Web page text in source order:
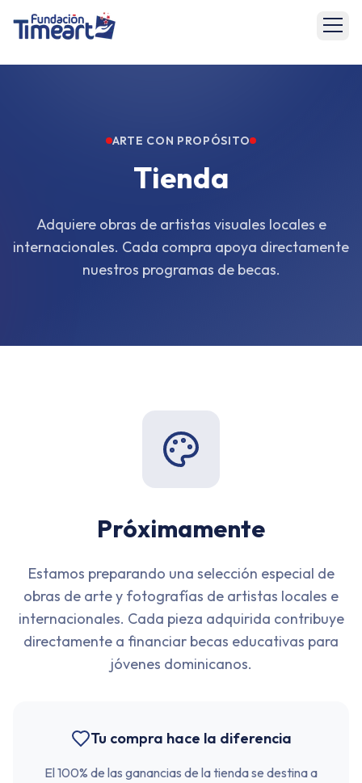
ARTE CON PROPÓSITO
Tienda
Adquiere obras de artistas visuales locales e
internacionales. Cada compra apoya directamente
nuestros programas de becas.
Próximamente
Estamos preparando una selección especial de
obras de arte y fotografías de artistas locales e
internacionales. Cada pieza adquirida contribuye
directamente a financiar becas educativas para
jóvenes dominicanos.
Tu compra hace la diferencia
El 100% de las ganancias de la tienda se destina a